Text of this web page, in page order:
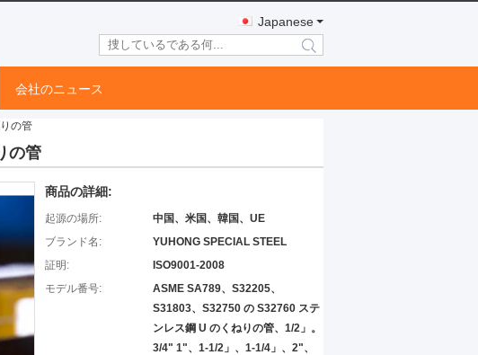
Japanese
search
会社のニュース
の管
の管
商品の詳細:
起源の場所:
中国、米国、韓国、UE
ブランド名:
YUHONG SPECIAL STEEL
証明:
ISO9001-2008
モデル番号:
ASME SA789、S32205、
S31803、S32750 の S32760 ステ
ンレス鋼 U のくねりの管、1/2」。
3/4" 1"、1-1/2」、1-1/4」、2"、